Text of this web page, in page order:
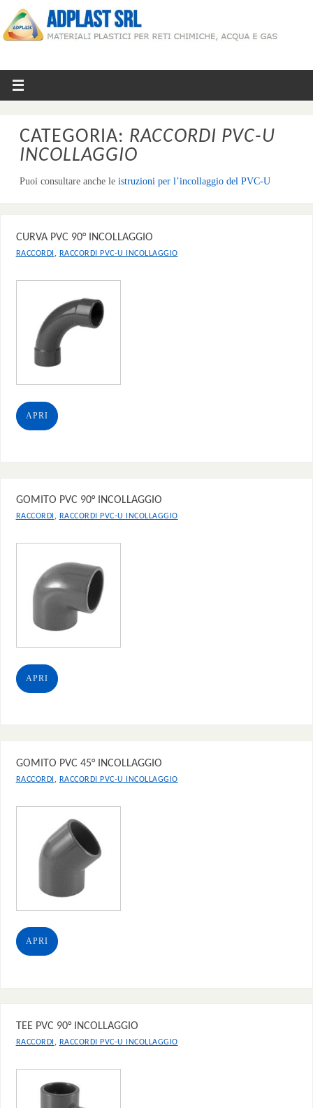
CATEGORIA: RACCORDI PVC-U
INCOLLAGGIO
Puoi consultare anche le istruzioni per l’incollaggio del PVC-U
CURVA PVC 90° INCOLLAGGIO
RACCORDI , RACCORDI PVC-U INCOLLAGGIO
APRI
GOMITO PVC 90° INCOLLAGGIO
RACCORDI , RACCORDI PVC-U INCOLLAGGIO
APRI
GOMITO PVC 45° INCOLLAGGIO
RACCORDI RACCORDI PVC-U INCOLLAGGIO
APRI
TEE PVC 90° INCOLLAGGIO
RACCORDI , RACCORDI PVC-U INCOLLAGGIO